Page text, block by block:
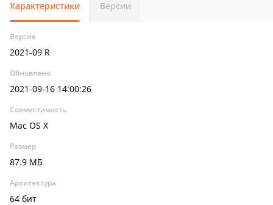
Характеристики Версии
Версия
2021-09 R
Обновлено
2021-09-16 14:00:26
Совместимость
Mac OS X
Размер
87.9 МБ
Архитектура
64 бит